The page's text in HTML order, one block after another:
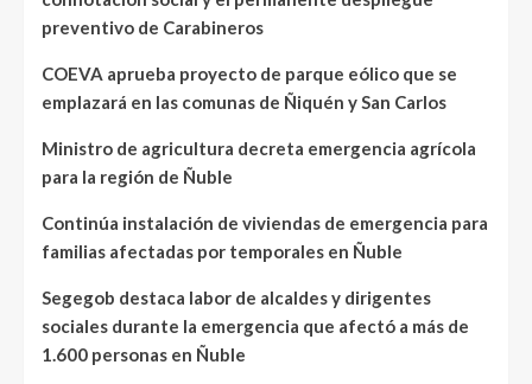
preventivo de Carabineros
COEVA aprueba proyecto de parque eólico que se
emplazará en las comunas de Ñiquén y San Carlos
Ministro de agricultura decreta emergencia agrícola
para la región de Ñuble
Continúa instalación de viviendas de emergencia para
familias afectadas por temporales en Ñuble
Segegob destaca labor de alcaldes y dirigentes
sociales durante la emergencia que afectó a más de
1.600 personas en Ñuble